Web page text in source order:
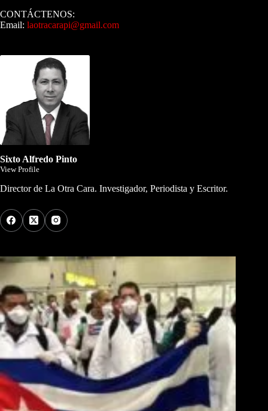
CONTÁCTENOS:
Email: laotracarapi@gmail.com
Sixto Alfredo Pinto
View Profile
Director de La Otra Cara. Investigador, Periodista y Escritor.